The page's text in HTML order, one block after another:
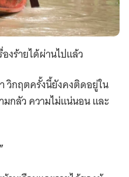
งร้ายได้ผ่านไปแล้ว
วิกฤตครั้งนี้ยังคงติดอยู่ใน
มกลัว ความไม่แน่นอน และ